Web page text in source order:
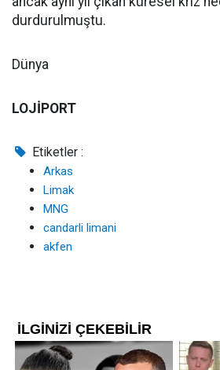
durdurulmuştu.
Dünya
LOJİPORT
Etiketler :
Arkas
Limak
MNG
candarli limani
akfen